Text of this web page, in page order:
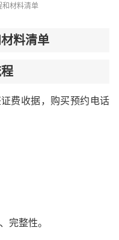
和材料清单
料清单
费收据，购买预约电话
完整性。